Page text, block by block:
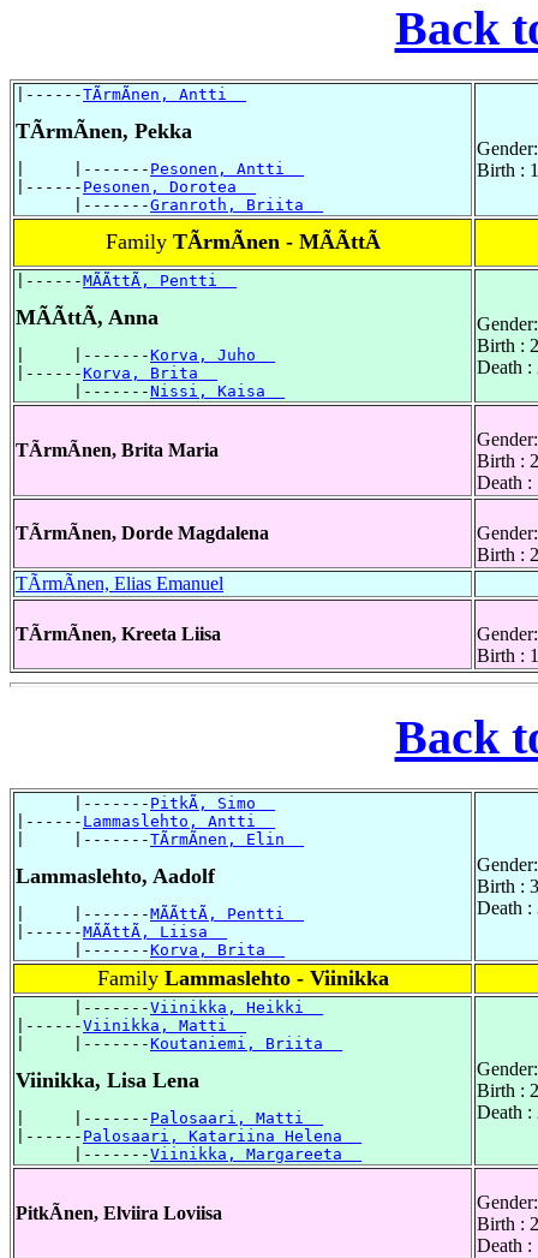
Back
|------TÃrmÃnen, Antti
TÃrmÃnen, Pekka
|     |------- Pesonen, Antti
|------ Pesonen, Dorotea
      |-------
Granroth, Briita
Birth :
Family TÃrmÃnen - MÃÃttÃ
|------MÃÃttÃ, Pentti
MÃÃttÃ, Anna
|     |-------Korva, Juho
|------Korva, Brita
      |-------
Nissi, Kaisa
Birth :
Death :
TÃrmÃnen, Brita Maria
Birth :
Death :
TÃrmÃnen, Dorde Magdalena
Birth :
TÃrmÃnen, Elias Emanuel
TÃrmÃnen, Kreeta Liisa
Birth :
Back
      |-------
PitkÃ, Simo
|------ Lammaslehto, Antti
|     |-------TÃrmÃnen, Elin
Lammaslehto, Aadolf
|     |-------MÃÃttÃ, Pentti
|------MÃÃttÃ, Liisa
      |-------
Korva, Brita
Birth :
Death
Family Lammaslehto - Viinikka
      |-------
Viinikka, Heikki
|------Viinikka, Matti
|     |-------Koutaniemi, Briita
Viinikka, Lisa Lena
|     |------- Palosaari, Matti
|------ Palosaari, Katariina Helena
      |-------
Viinikka, Margareeta
Birth :
Death :
PitkÃnen, Elviira Loviisa
Birth :
Death :